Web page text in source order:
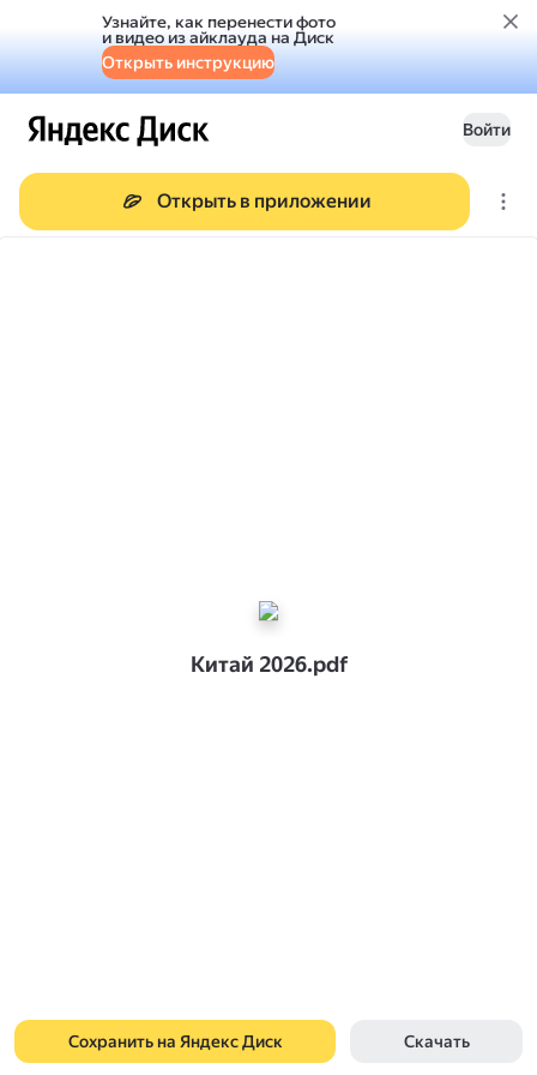
Узнайте, как перенести фото
и видео из айклауда на Диск
Открыть инструкцию
Войти
Открыть в приложении
Китай 2026.pdf
Сохранить на Яндекс Диск Скачать